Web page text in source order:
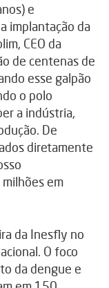
e
implantação da
CEO da
de centenas de
esse galpão
o polo
a indústria,
De
diretamente
em
da Inesfly no
O foco
da dengue e